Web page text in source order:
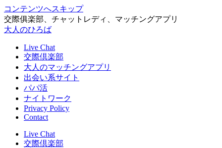
コンテンツへスキップ
交際俱楽部、チャットレディ、マッチングアプリ
大人のひろば
Live Chat
交際倶楽部
大人のマッチングアプリ
出会い系サイト
パパ活
ナイトワーク
Privacy Policy
Contact
Live Chat
交際倶楽部